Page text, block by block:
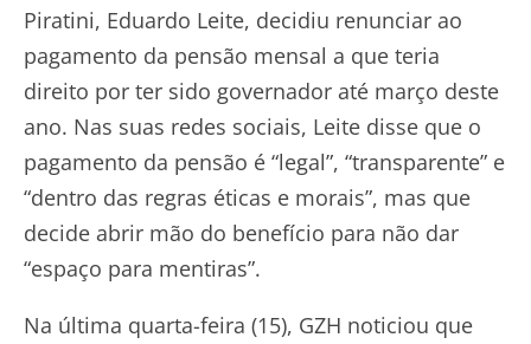
Piratini, Eduardo Leite, decidiu renunciar ao
pagamento da pensão mensal a que teria
direito por ter sido governador até março deste
ano. Nas suas redes sociais, Leite disse que o
pagamento da pensão é “legal”, “transparente” e
“dentro das regras éticas e morais”, mas que
decide abrir mão do benefício para não dar
“espaço para mentiras”.
Na última quarta-feira (15), GZH noticiou que